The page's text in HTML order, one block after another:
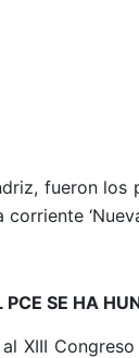
fueron
SE HA
XIII